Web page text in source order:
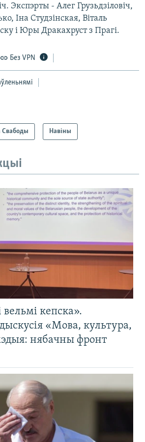
Экспэрты - Алег Грузьдзіловіч,
Іна Студзінская, Віталь
і Юры Дракахруст з Прагі.
Без VPN
Свабоды Навіны
вельмі кепска».
«Мова, культура,
нябачны фронт